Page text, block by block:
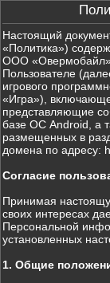
Настоящий
«Политика»)
ООО
Пользователе
игрового
«Игра»),
представляющие
базе ОС Android, а
размещенных в
домена по адресу:
Согласие
Принимая
своих интересах
Персональной
установленных
1. Общие